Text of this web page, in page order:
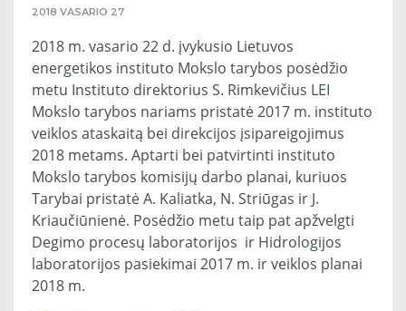
2018 VASARIO 27
2018 m. vasario 22 d. įvykusio Lietuvos
energetikos instituto Mokslo tarybos posėdžio
metu Instituto direktorius S. Rimkevičius LEI
Mokslo tarybos nariams pristatė 2017 m. instituto
veiklos ataskaitą bei direkcijos įsipareigojimus
2018 metams. Aptarti bei patvirtinti instituto
Mokslo tarybos komisijų darbo planai, kuriuos
Tarybai pristatė A. Kaliatka, N. Striūgas ir J.
Kriaučiūnienė. Posėdžio metu taip pat apžvelgti
Degimo procesų laboratorijos ir Hidrologijos
laboratorijos pasiekimai 2017 m. ir veiklos planai
2018 m.